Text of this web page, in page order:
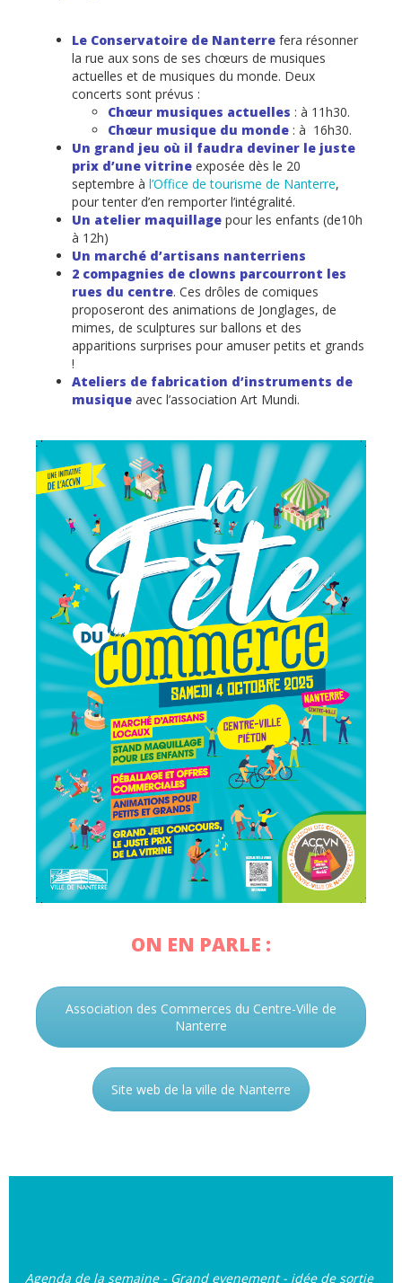
Le Conservatoire de Nanterre fera résonner
la rue aux sons de ses chœurs de musiques
actuelles et de musiques du monde. Deux
concerts sont prévus :
Chœur musiques actuelles : à 11h30.
Chœur musique du monde : à 16h30.
Un grand jeu où il faudra deviner le juste
prix d’une vitrine exposée dès le 20
septembre à l’Office de tourisme de Nanterre,
pour tenter d’en remporter l’intégralité.
Un atelier maquillage pour les enfants (de10h
à 12h)
Un marché d’artisans nanterriens
2 compagnies de clowns parcourront les
rues du centre. Ces drôles de comiques
proposeront des animations de Jonglages, de
mimes, de sculptures sur ballons et des
apparitions surprises pour amuser petits et grands
!
Ateliers de fabrication d’instruments de
musique avec l’association Art Mundi.
ON EN PARLE :
Association des Commerces du Centre-Ville de
Nanterre
Site web de la ville de Nanterre
Agenda de la semaine - Grand evenement - idée de sortie